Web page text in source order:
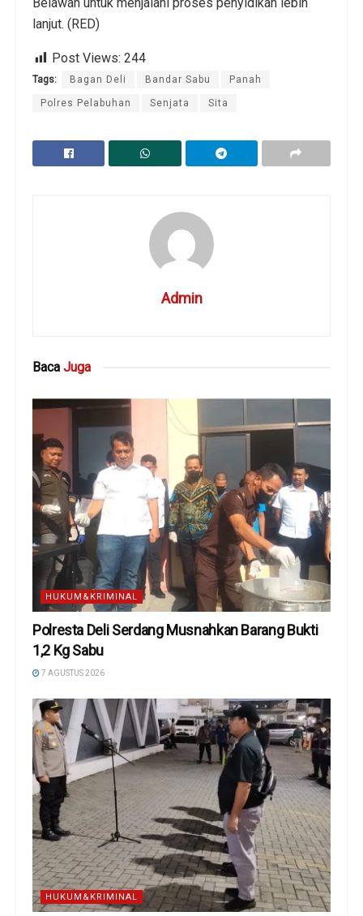
lanjut. (RED)
Post Views: 244
Tags: Bagan Deli Bandar Sabu Panah
Polres Pelabuhan Senjata Sita
Admin
Baca Juga
HUKUM&KRIMINAL
Polresta Deli Serdang Musnahkan Barang Bukti
1,2 Kg Sabu
7 AGUSTUS 2026
HUKUM&KRIMINAL